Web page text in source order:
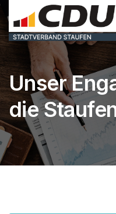
Unser
die